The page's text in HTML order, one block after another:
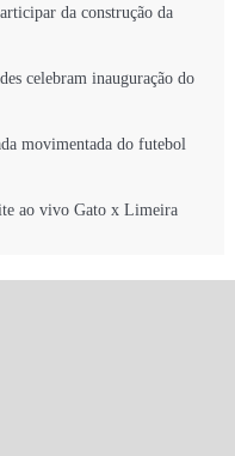
da construção da
celebram inauguração do
movimentada do futebol
ao vivo Gato x Limeira